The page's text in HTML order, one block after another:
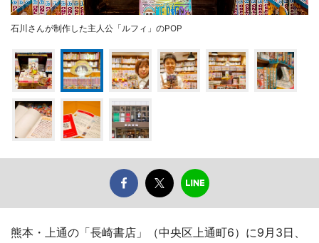
石川さんが制作した主人公「ルフィ」のPOP
熊本・上通の「長崎書店」（中央区上通町6）に9月3日、